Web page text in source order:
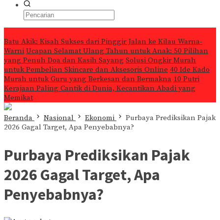
Batu Akik: Kisah Sukses dari Pinggir Jalan ke Kilau Warna-
Warni Ucapan Selamat Ulang Tahun untuk Anak: 50 Pilihan
yang Penuh Doa dan Kasih Sayang Solusi Ongkir Murah
untuk Pembelian Skincare dan Aksesoris Online 40 Ide Kado
Murah untuk Guru yang Berkesan dan Bermakna 10 Putri
Kerajaan Paling Cantik di Dunia, Kecantikan Abadi yang
Memikat
Beranda Nasional Ekonomi
Purbaya Prediksikan Pajak
2026 Gagal Target, Apa Penyebabnya?
Purbaya Prediksikan Pajak
2026 Gagal Target, Apa
Penyebabnya?